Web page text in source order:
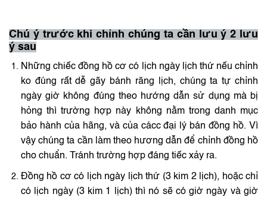
Chú ý trước khi chỉnh chúng ta cần lưu ý 2 lưu
ý sau
Những chiếc đồng hồ cơ có lịch ngày lịch thứ nếu chỉnh
ko đúng rất dễ gãy bánh răng lịch, chúng ta tự chỉnh
ngày giờ không đúng theo hướng dẫn sử dụng mà bị
hỏng thì trường hợp này không nằm trong danh mục
bảo hành của hãng, và của cácc đại lý bán đồng hồ. Vì
vậy chúng ta cần làm theo hương dẫn để chỉnh đồng hồ
cho chuẩn. Tránh trường hợp đáng tiếc xảy ra.
Đồng hồ cơ có lịch ngày lịch thứ (3 kim 2 lịch), hoặc chỉ
có lịch ngày (3 kim 1 lịch) thì nó sẽ có giờ ngày và giờ